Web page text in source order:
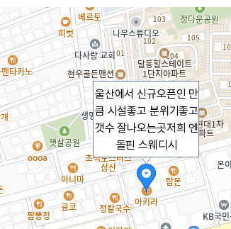
울산에서 신규오픈인 만
큼 시설좋고 분위기좋고
갯수 잘나오는곳저희 엔
돌핀 스웨디시